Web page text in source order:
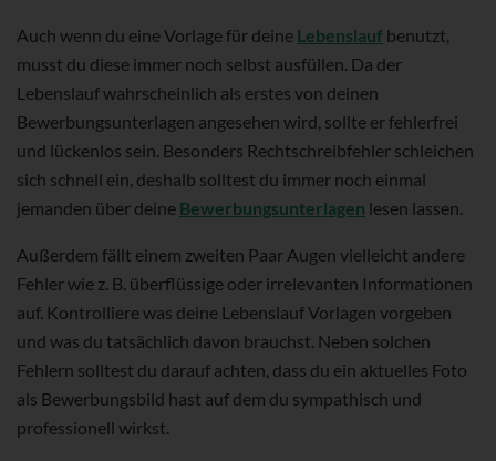
Auch wenn du eine Vorlage für deine Lebenslauf benutzt,
musst du diese immer noch selbst ausfüllen. Da der
Lebenslauf wahrscheinlich als erstes von deinen
Bewerbungsunterlagen angesehen wird, sollte er fehlerfrei
und lückenlos sein. Besonders Rechtschreibfehler schleichen
sich schnell ein, deshalb solltest du immer noch einmal
jemanden über deine Bewerbungsunterlagen lesen lassen.
Außerdem fällt einem zweiten Paar Augen vielleicht andere
Fehler wie z. B. überflüssige oder irrelevanten Informationen
auf. Kontrolliere was deine Lebenslauf Vorlagen vorgeben
und was du tatsächlich davon brauchst. Neben solchen
Fehlern solltest du darauf achten, dass du ein aktuelles Foto
als Bewerbungsbild hast auf dem du sympathisch und
professionell wirkst.